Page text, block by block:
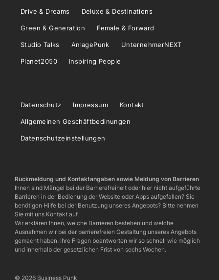
Drive & Dreams Deluxe & Destinations
Green & Generation Female & Forward
Studio Talks AnlagePunk UnternehmerNEXT
Planet2050 Inspiring People
Datenschutz Impressum Kontakt
Allgemeinen Geschäftbedinungen
Datenschutzeinstellungen
Rückmeldung und Kontaktangaben sowie Meldung von Barrieren
Ihnen sind Mängel bei der Barrierefreiheit oder hier nicht aufgeführte
Barrieren in der Bedienung der Website oder Apps aufgefallen? Sie
benötigen Hilfe bei der Benutzung unseres Angebots? Bitte nehmen
Sie mit uns Kontakt auf.
Wir erklären Ihnen, welche Barrieren bestehen und welche
Ausnahmen wir bei der barrierefreien Gestaltung unseres Angebots
gemacht haben. Ihre Fragen beantworten wir so schnell wie möglich
und innerhalb der gesetzlichen Frist von sechs Wochen.
© 2026 Business Punk